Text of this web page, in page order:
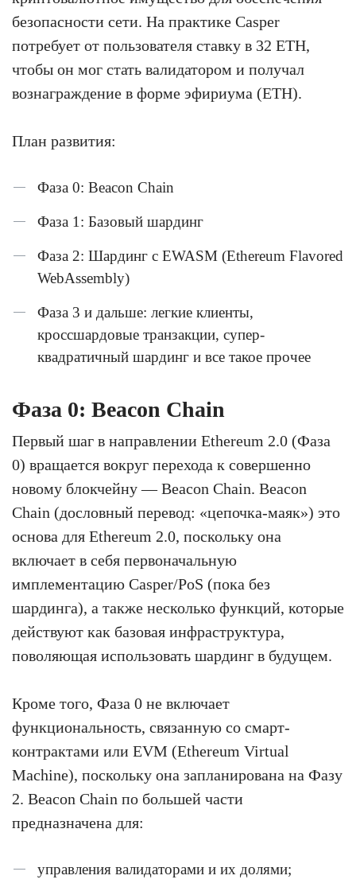
безопасности сети. На практике Casper
потребует от пользователя ставку в 32 ETH,
чтобы он мог стать валидатором и получал
вознаграждение в форме эфириума (ETH).
План развития:
Фаза 0: Beacon Chain
Фаза 1: Базовый шардинг
Фаза 2: Шардинг с EWASM (Ethereum Flavored
WebAssembly)
Фаза 3 и дальше: легкие клиенты,
кроссшардовые транзакции, супер-
квадратичный шардинг и все такое прочее
Фаза 0: Beacon Chain
Первый шаг в направлении Ethereum 2.0 (Фаза
0) вращается вокруг перехода к совершенно
новому блокчейну — Beacon Chain. Beacon
Chain (дословный перевод: «цепочка-маяк») это
основа для Ethereum 2.0, поскольку она
включает в себя первоначальную
имплементацию Casper/PoS (пока без
шардинга), а также несколько функций, которые
действуют как базовая инфраструктура,
поволяющая использовать шардинг в будущем.
Кроме того, Фаза 0 не включает
функциональность, связанную со смарт-
контрактами или EVM (Ethereum Virtual
Machine), поскольку она запланирована на Фазу
2. Beacon Chain по большей части
предназначена для:
управления валидаторами и их долями;